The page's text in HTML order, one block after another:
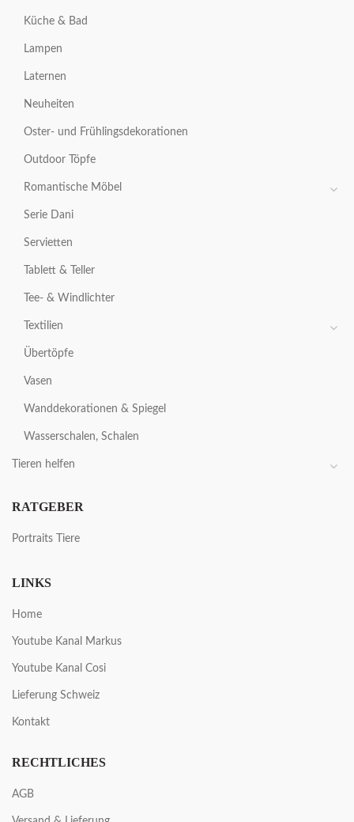
Küche & Bad
Lampen
Laternen
Neuheiten
Oster- und Frühlingsdekorationen
Outdoor Töpfe
Romantische Möbel
Serie Dani
Servietten
Tablett & Teller
Tee- & Windlichter
Textilien
Übertöpfe
Vasen
Wanddekorationen & Spiegel
Wasserschalen, Schalen
Tieren helfen
RATGEBER
Portraits Tiere
LINKS
Home
Youtube Kanal Markus
Youtube Kanal Cosi
Lieferung Schweiz
Kontakt
RECHTLICHES
AGB